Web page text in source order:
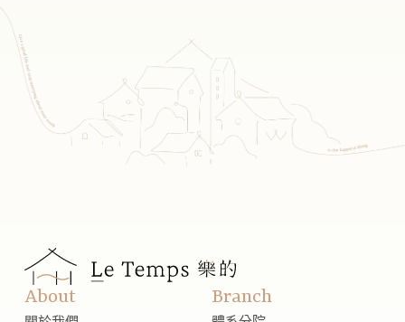
About Branch